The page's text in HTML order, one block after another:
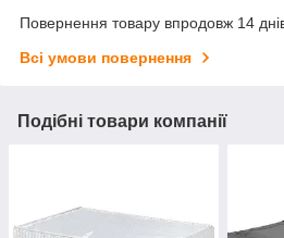
Повернення товару впродовж 14
Всі умови повернення
Подібні товари компанії